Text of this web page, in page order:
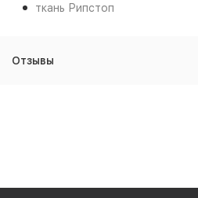
ткань Рипстоп
Отзывы